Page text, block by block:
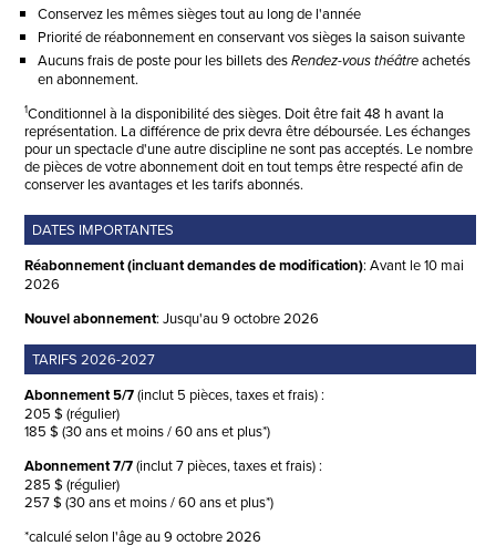
Conservez les mêmes sièges tout au long de l'année
Priorité de réabonnement en conservant vos sièges la saison suivante
Aucuns frais de poste pour les billets desRendez-vous théâtreachetés
en abonnement.
1Conditionnel à la disponibilité des sièges. Doit être fait 48 h avant la
représentation. La différence de prix devra être déboursée. Les échanges
pour un spectacle d'une autre discipline ne sont pas acceptés. Le nombre
de pièces de votre abonnement doit en tout temps être respecté afin de
conserver les avantages et les tarifs abonnés.
DATES IMPORTANTES
Réabonnement (incluant demandes de modification): Avant le 10 mai
2026
Nouvel abonnement: Jusqu'au 9 octobre 2026
TARIFS 2026-2027
Abonnement 5/7(inclut 5 pièces, taxes et frais) :
205 $ (régulier)
185 $ (30 ans et moins / 60 ans et plus*)
Abonnement 7/7(inclut 7 pièces, taxes et frais) :
285 $ (régulier)
257 $ (30 ans et moins / 60 ans et plus*)
*calculé selon l'âge au 9 octobre 2026